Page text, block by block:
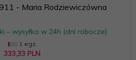
- Maria Rodziewiczówna
– wysyłka w 24h (dni robocze)
1 egz.
333,33 PLN